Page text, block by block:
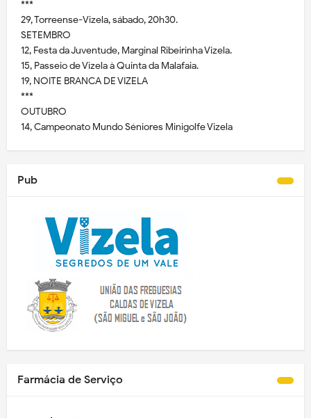
***
29, Torreense-Vizela, sábado, 20h30.
SETEMBRO
12, Festa da Juventude, Marginal Ribeirinha Vizela.
15, Passeio de Vizela à Quinta da Malafaia.
19, NOITE BRANCA DE VIZELA
***
OUTUBRO
14, Campeonato Mundo Séniores Minigolfe Vizela
Pub
Farmácia de Serviço